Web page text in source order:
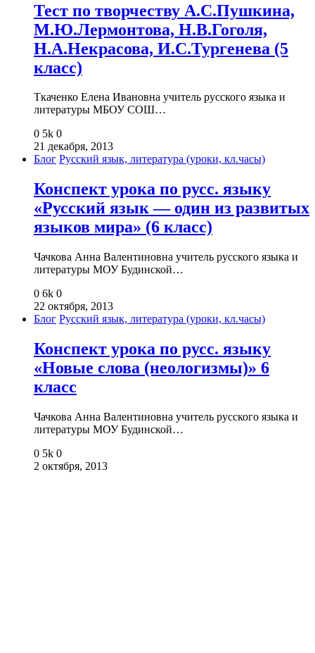
Тест по творчеству А.С.Пушкина,
М.Ю.Лермонтова, Н.В.Гоголя,
Н.А.Некрасова, И.С.Тургенева (5
класс)
Ткаченко Елена Ивановна учитель русского языка и
литературы МБОУ СОШ…
0 5k 0
21 декабря, 2013
Блог Русский язык, литература (уроки, кл.часы)
Конспект урока по русс. языку
«Русский язык — один из развитых
языков мира» (6 класс)
Чачкова Анна Валентиновна учитель русского языка и
литературы МОУ Будинской…
0 6k 0
22 октября, 2013
Блог Русский язык, литература (уроки, кл.часы)
Конспект урока по русс. языку
«Новые слова (неологизмы)» 6
класс
Чачкова Анна Валентиновна учитель русского языка и
литературы МОУ Будинской…
0 5k 0
2 октября, 2013